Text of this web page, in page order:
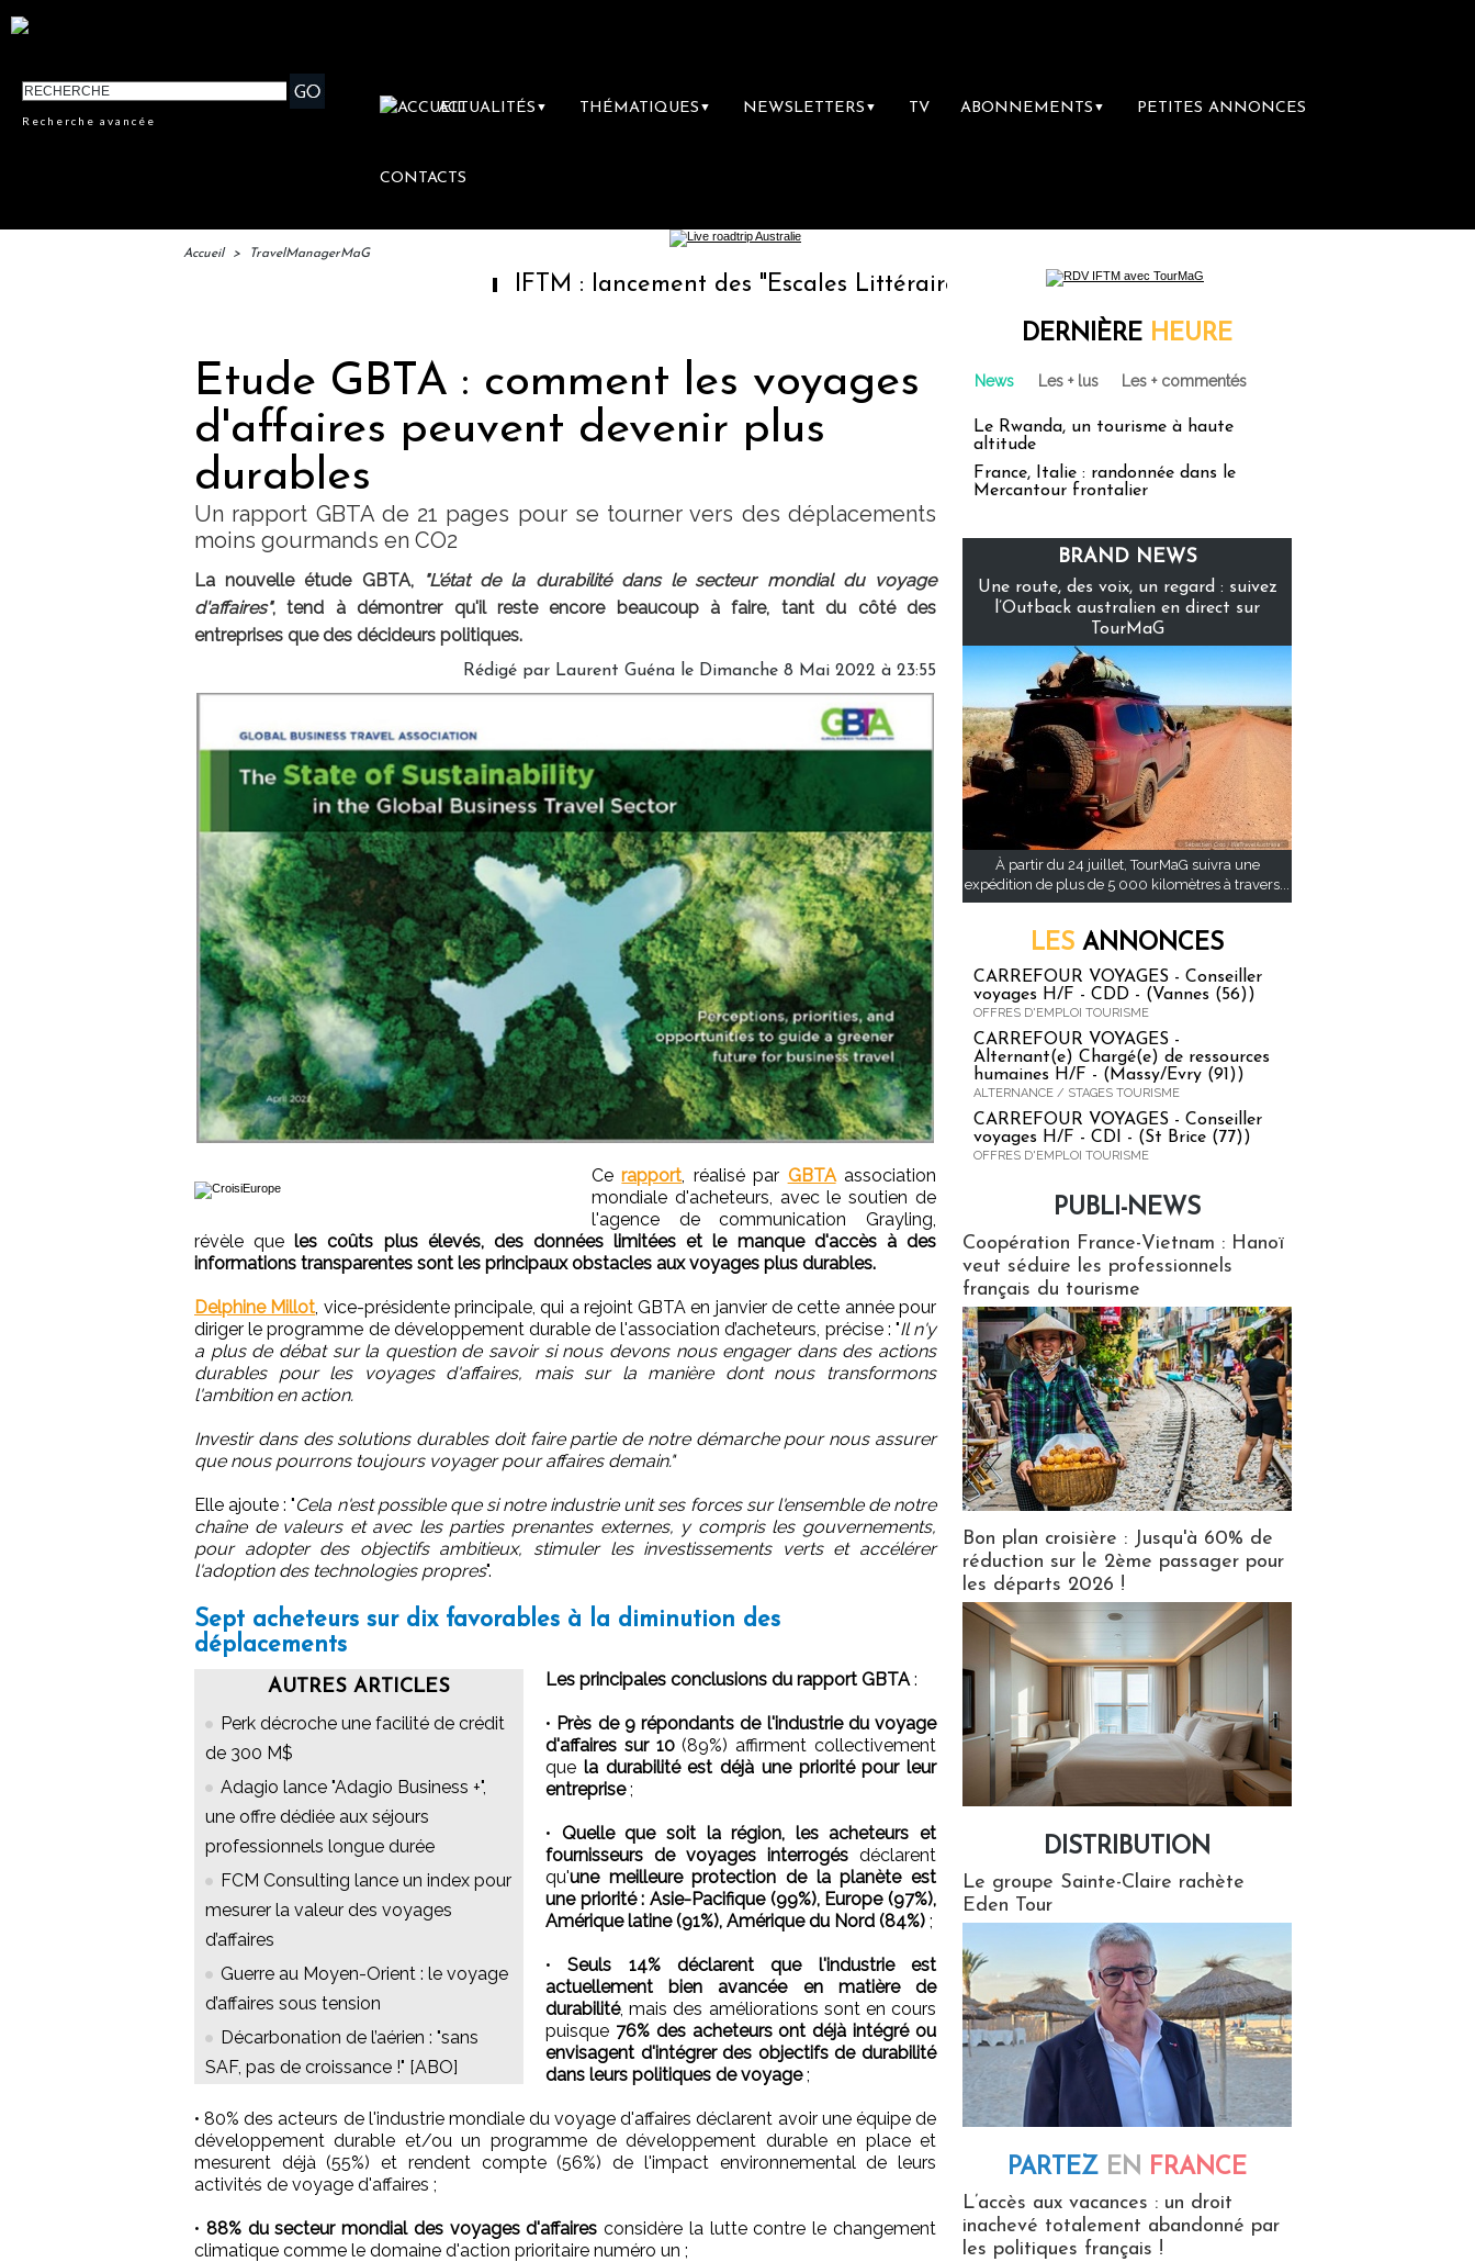
Recherche avancée
ACTUALITÉS ▼ THÉMATIQUES ▼ NEWSLETTERS ▼ TV ABONNEMENTS ▼ PETITES ANNONCES
CONTACTS
Accueil > TravelManagerMaG
IFTM : lancement des "Escales Littéraires", la première librairie du voyage
Etude GBTA : comment les voyages
d'affaires peuvent devenir plus
durables
Un rapport GBTA de 21 pages pour se tourner vers des déplacements
moins gourmands en CO2
La nouvelle étude GBTA,
"L'état de la durabilité dans le secteur mondial du voyage
d'affaires", tend à démontrer qu'il reste encore beaucoup à faire, tant du côté des
entreprises que des décideurs politiques.
Rédigé par Laurent Guéna le Dimanche 8 Mai 2022 à 23:55
Cerapport , réalisé par GBTAassociation
mondiale d'acheteurs, avec le soutien de
l'agence de communication Grayling,
révèle que les coûts plus élevés, des données limitées et le manque d'accès à des
informations transparentes sont les principaux obstacles aux voyages plus durables.
Delphine Millot , vice-présidente principale, qui a rejoint GBTA en janvier de cette année pour
diriger le programme de développement durable de l'association d’acheteurs, précise : "Il n'y
a plus de débat sur la question de savoir si nous devons nous engager dans des actions
durables pour les voyages d'affaires, mais sur la manière dont nous transformons
l'ambition en action.
Investir dans des solutions durables doit faire partie de notre démarche pour nous assurer
que nous pourrons toujours voyager pour affaires demain."
Elle ajoute : "Cela n'est possible que si notre industrie unit ses forces sur l'ensemble de notre
chaîne de valeurs et avec les parties prenantes externes, y compris les gouvernements,
pour adopter des objectifs ambitieux, stimuler les investissements verts et accélérer
l'adoption des technologies propres".
Sept acheteurs sur dix favorables à la diminution des
déplacements
AUTRES ARTICLES
Perk décroche une facilité de crédit
de 300 M$
Adagio lance "Adagio Business +",
une offre dédiée aux séjours
professionnels longue durée
FCM Consulting lance un index pour
mesurer la valeur des voyages
d’affaires
Guerre au Moyen-Orient : le voyage
d’affaires sous tension
Décarbonation de l’aérien : "sans
SAF, pas de croissance !" [ABO]
Les principales conclusions du rapport GBTA :
• Près de 9 répondants de l'industrie du voyage
d'affaires sur 10(89%) affirment collectivement
que la durabilité est déjà une priorité pour leur
entreprise;
• Quelle que soit la région, les acheteurs et
fournisseurs de voyages interrogés déclarent
qu'une meilleure protection de la planète est
une priorité : Asie-Pacifique (99%), Europe (97%),
Amérique latine (91%), Amérique du Nord (84%) ;
•Seuls 14% déclarent que l'industrie est
actuellement bien avancée en matière de
durabilité, mais des améliorations sont en cours
puisque 76% des acheteurs ont déjà intégré ou
envisagent d'intégrer des objectifs de durabilité
dans leurs politiques de voyage;
• 80% des acteurs de l'industrie mondiale du voyage d'affaires déclarent avoir une équipe de
développement durable et/ou un programme de développement durable en place et
mesurent déjà (55%) et rendent compte (56%) de l'impact environnemental de leurs
activités de voyage d'affaires ;
• 88% du secteur mondial des voyages d'affairesconsidère la lutte contre le changement
climatique comme le domaine d'action prioritaire numéro un ;
DERNIÈRE HEURE
News Les + lus Les + commentés
Le Rwanda, un tourisme à haute
altitude
France, Italie : randonnée dans le
Mercantour frontalier
BRAND NEWS
Une route, des voix, un regard : suivez
l’Outback australien en direct sur
TourMaG
À partir du 24 juillet, TourMaG suivra une
expédition de plus de 5 000 kilomètres à travers...
LES ANNONCES
CARREFOUR VOYAGES - Conseiller
voyages H/F - CDD - (Vannes (56))
OFFRES D'EMPLOI TOURISME
CARREFOUR VOYAGES -
Alternant(e) Chargé(e) de ressources
humaines H/F - (Massy/Evry (91))
ALTERNANCE / STAGES TOURISME
CARREFOUR VOYAGES - Conseiller
voyages H/F - CDI - (St Brice (77))
OFFRES D'EMPLOI TOURISME
PUBLI-NEWS
Coopération France-Vietnam : Hanoï
veut séduire les professionnels
français du tourisme
Bon plan croisière : Jusqu'à 60% de
réduction sur le 2ème passager pour
les départs 2026 !
DISTRIBUTION
Le groupe Sainte-Claire rachète
Eden Tour
PARTEZ EN FRANCE
L’accès aux vacances : un droit
inachevé totalement abandonné par
les politiques français !